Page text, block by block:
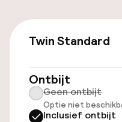
Transferservice
Toegankelijkheid
Lift
Twin Standard
Ontbijt
Geen ontbijt
Optie niet
Inclusief ontbijt